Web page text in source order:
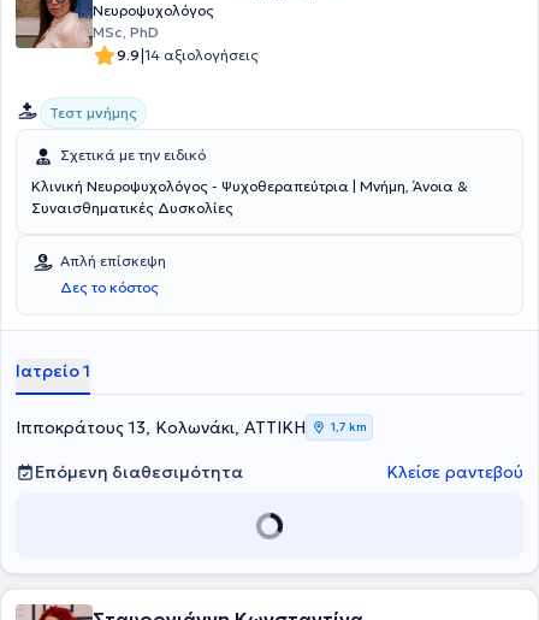
Νευροψυχολόγος
MSc, PhD
9.9|14 αξιολογήσεις
Τεστ μνήμης
Σχετικά με την ειδικό
Κλινική Νευροψυχολόγος - Ψυχοθεραπεύτρια | Μνήμη, Άνοια &
Συναισθηματικές Δυσκολίες
Απλή επίσκεψη
Δες το κόστος
Ιατρείο 1
Ιπποκράτους 13, Κολωνάκι, ΑΤΤΙΚΗ 1,7 km
Επόμενη διαθεσιμότητα Κλείσε ραντεβού